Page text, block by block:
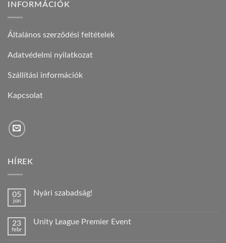
INFORMÁCIÓK
Általános szerződési feltételek
Adatvédelmi nyilatkozat
Szállítási információk
Kapcsolat
HÍREK
05
jún
Nyári szabadság!
Nyári
23
febr
Unity League Premier Event